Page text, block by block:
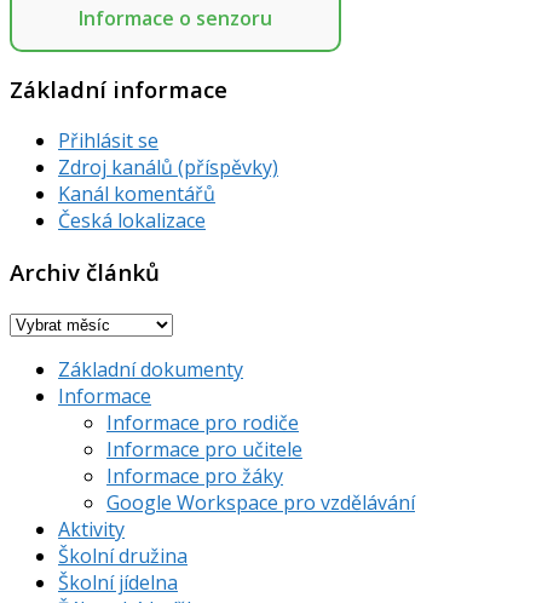
Informace o senzoru
Základní informace
Přihlásit se
Zdroj kanálů (příspěvky)
Kanál komentářů
Česká lokalizace
Archiv článků
Archiv
Základní dokumenty
Informace
Informace pro rodiče
Informace pro učitele
Informace pro žáky
Google Workspace pro vzdělávání
Aktivity
Školní družina
Školní jídelna